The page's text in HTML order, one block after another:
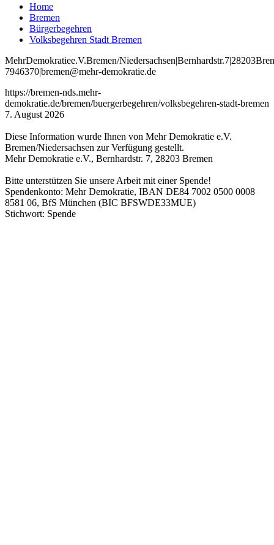
Home
Bremen
Bürgerbegehren
Volksbegehren Stadt Bremen
MehrDemokratiee.V.Bremen/Niedersachsen|Bernhardstr.7|28203
7946370|bremen@mehr-demokratie.de
https://bremen-nds.mehr-
demokratie.de/bremen/buergerbegehren/volksbegehren-stadt-bremen
7. August 2026
Diese Information wurde Ihnen von Mehr Demokratie e.V.
Bremen/Niedersachsen zur Verfügung gestellt.
Mehr Demokratie e.V., Bernhardstr. 7, 28203 Bremen
Bitte unterstützen Sie unsere Arbeit mit einer Spende!
Spendenkonto: Mehr Demokratie, IBAN DE84 7002 0500 0008
8581 06, BfS München (BIC BFSWDE33MUE)
Stichwort: Spende